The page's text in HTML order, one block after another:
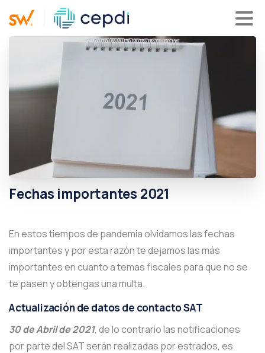
Fechas importantes 2021
En estos tiempos de pandemia olvidamos las fechas
importantes y por esta razón te dejamos las más
importantes en cuanto a temas fiscales para que no se
te pasen y obtengas una multa.
Actualización de datos de contacto SAT
30 de Abril de 2021, de lo contrario las notificaciones
por parte del SAT serán realizadas por estrados, es